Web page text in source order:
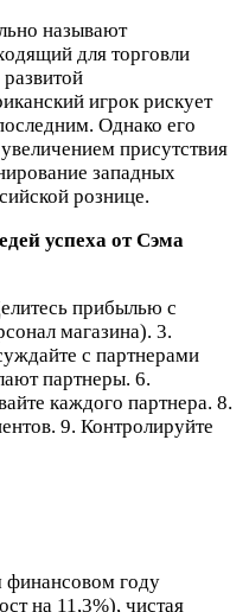
называют
для торговли
игрок рискует
Однако его
присутствия
западных
рознице.
успеха от Сэма
прибылью с
магазина). 3.
с партнерами
партнеры. 6.
каждого партнера. 8.
9. Контролируйте
году
на 11,3%), чистая